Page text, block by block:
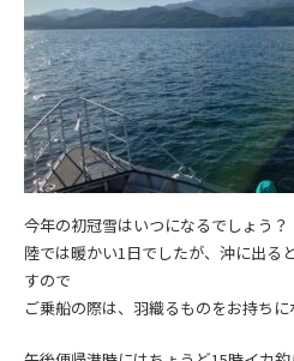
今年の初冠雪はいつになるでしょう？
陸では暖かい1日でしたが、沖に出る
すので
ご乗船の際は、羽織るものをお持ちに